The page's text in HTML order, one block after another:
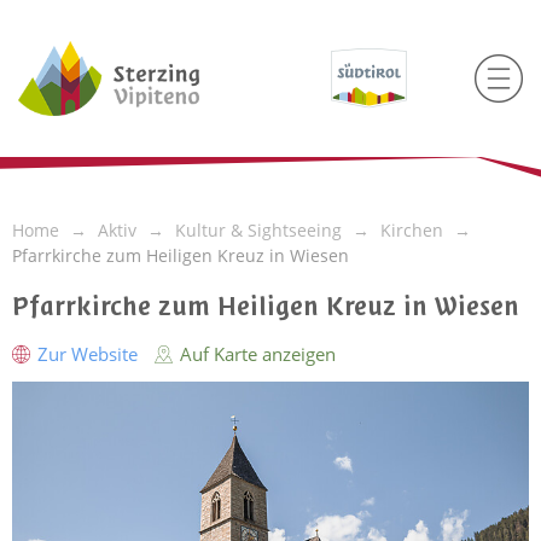
Home Aktiv Kultur & Sightseeing
Kirchen
Pfarrkirche zum Heiligen Kreuz in Wiesen
Pfarrkirche zum Heiligen Kreuz in Wiesen
Zur Website Auf Karte anzeigen